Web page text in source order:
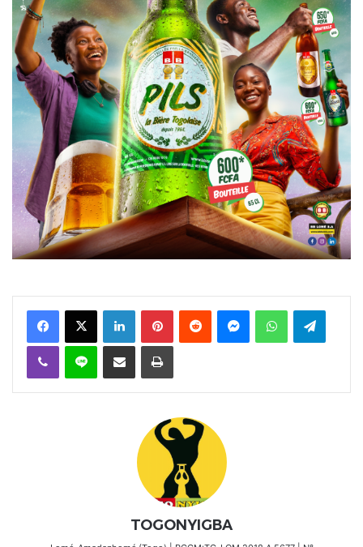
FacebookX Linkedin PinterestReddit MessengerWhatsAppTelegram
Viber Ligne Partager par email Imprimer
TOGONYIGBA